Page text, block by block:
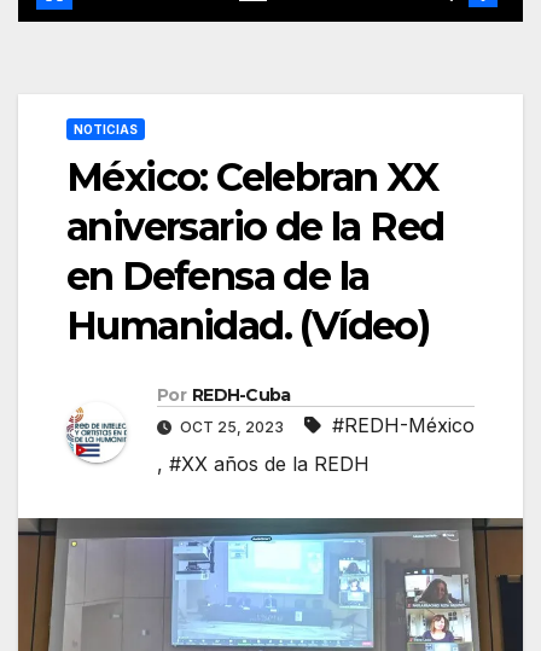
NOTICIAS
México: Celebran XX
aniversario de la Red
en Defensa de la
Humanidad. (Vídeo)
Por REDH-Cuba
OCT 25, 2023
#REDH-México
, #XX años de la REDH